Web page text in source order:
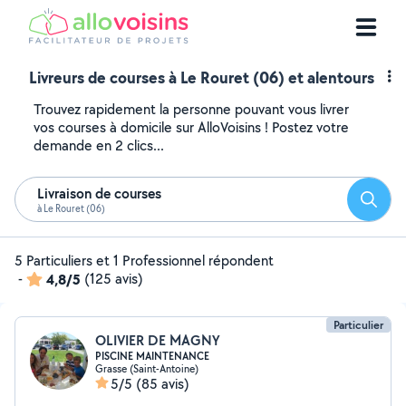
Livreurs de courses à Le Rouret (06) et alentours
Trouvez rapidement la personne pouvant vous livrer
vos courses à domicile sur AlloVoisins ! Postez votre
demande en 2 clics...
Livraison de courses
à Le Rouret (06)
5 Particuliers et 1 Professionnel répondent
-
4,8/5 (125 avis)
Particulier
OLIVIER DE MAGNY
PISCINE MAINTENANCE
Grasse (Saint-Antoine)
5/5 (85 avis)